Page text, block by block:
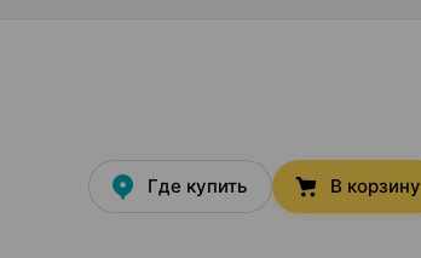
Где купить В корзину